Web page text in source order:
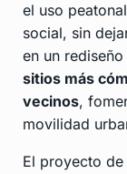
el uso
social, sin
en un
sitios más
vecinos,
movilidad
El proyecto